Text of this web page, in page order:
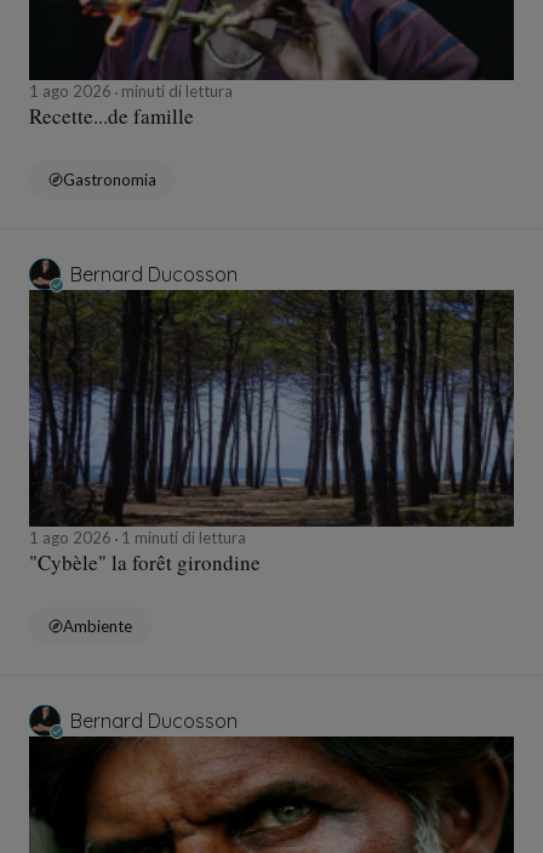
1 ago 2026 minuti di lettura
Recette...de famille
Gastronomia
Bernard Ducosson
1 ago 2026 1 minuti di lettura
"Cybèle" la forêt girondine
Ambiente
Bernard Ducosson